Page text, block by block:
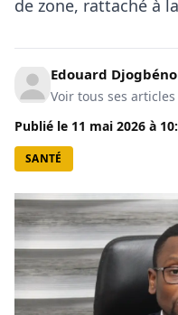
de zone, rattaché à
Edouard
Voir tous ses articles
Publié le 11 mai 2026 à
SANTÉ